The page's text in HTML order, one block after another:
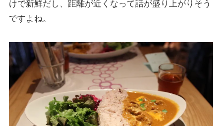
けで新鮮だし、距離が近くなって話が盛り上がりそう
ですよね。